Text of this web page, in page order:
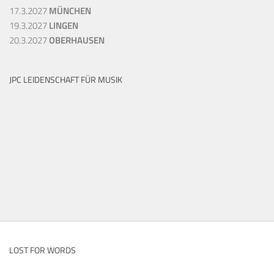
17.3.2027MÜNCHEN
19.3.2027LINGEN
20.3.2027OBERHAUSEN
JPC LEIDENSCHAFT FÜR MUSIK
LOST FOR WORDS